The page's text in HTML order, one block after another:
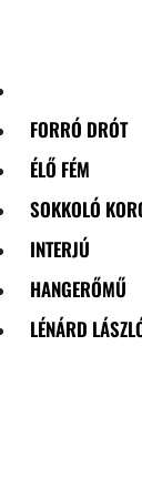
FORRÓ DRÓT
ÉLŐ FÉM
SOKKOLÓ
INTERJÚ
HANGERŐMŰ
LÉNÁRD